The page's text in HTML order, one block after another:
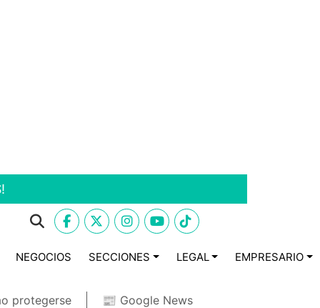
NEGOCIOS SECCIONES LEGAL EMPRESARIO
protegerse 📰 Google News